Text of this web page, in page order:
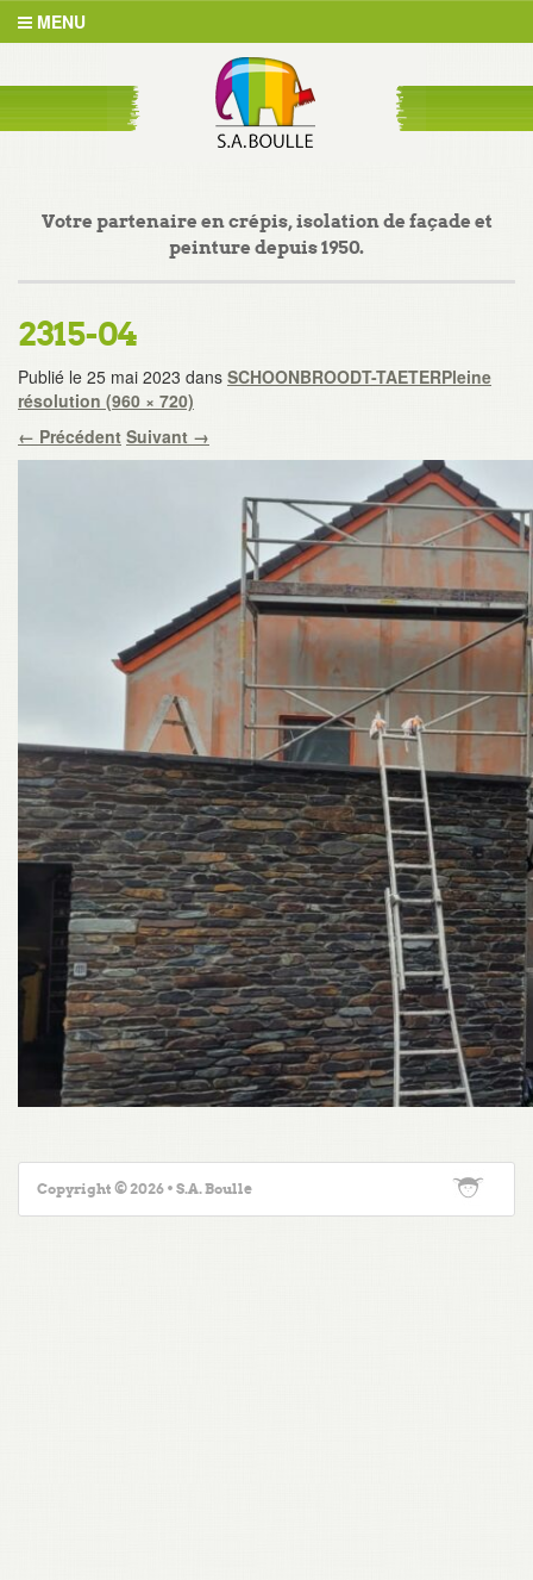
MENU
Votre partenaire en crépis, isolation de façade et
peinture depuis 1950.
2315-04
Publié le 25 mai 2023 dans SCHOONBROODT-TAETERPleine
résolution (960 × 720)
← Précédent Suivant →
Copyright © 2026 • S.A. Boulle